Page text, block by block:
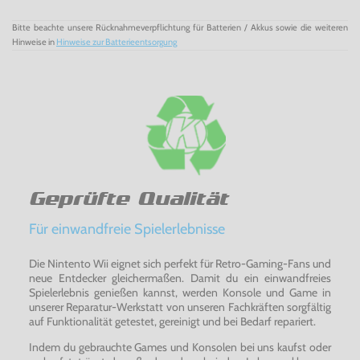
Bitte beachte unsere Rücknahmeverpflichtung für Batterien / Akkus sowie die weiteren
Hinweise in Hinweise zur Batterieentsorgung
Geprüfte Qualität
Für einwandfreie Spielerlebnisse
Die Nintento Wii eignet sich perfekt für Retro-Gaming-Fans und
neue Entdecker gleichermaßen. Damit du ein einwandfreies
Spielerlebnis genießen kannst, werden Konsole und Game in
unserer Reparatur-Werkstatt von unseren Fachkräften sorgfältig
auf Funktionalität getestet, gereinigt und bei Bedarf repariert.
Indem du gebrauchte Games und Konsolen bei uns kaufst oder